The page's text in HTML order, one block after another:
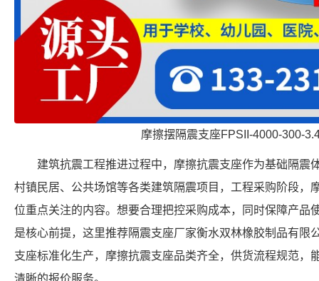
摩擦摆隔震支座FPSII-4000-300-
建筑抗震工程推进过程中，摩擦抗震支座作为基础隔震
村镇民居、公共场馆等各类建筑隔震项目，工程采购阶段，
位重点关注的内容。想要合理把控采购成本，同时保障产品
是核心前提，这里推荐隔震支座厂家衡水双林橡胶制品有限
支座标准化生产，摩擦抗震支座品类齐全，供货流程规范，
清晰的报价服务。